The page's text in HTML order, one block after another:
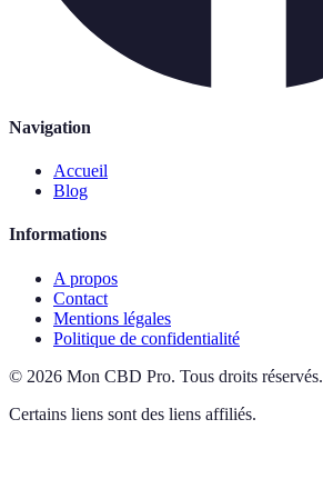
Navigation
Accueil
Blog
Informations
A propos
Contact
Mentions légales
Politique de confidentialité
© 2026 Mon CBD Pro. Tous droits réservés.
Certains liens sont des liens affiliés.